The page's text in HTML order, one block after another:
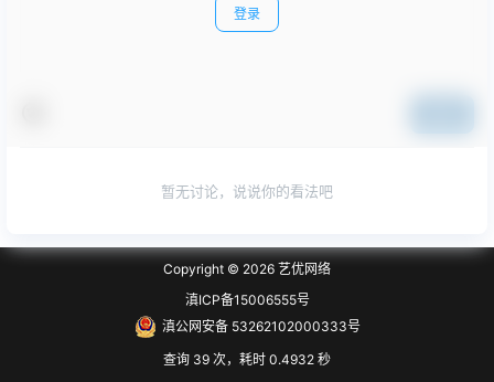
登录
暂无讨论，说说你的看法吧
Copyright © 2026 艺优网络
滇ICP备15006555号
滇公网安备 53262102000333号
查询 39 次，耗时 0.4932 秒